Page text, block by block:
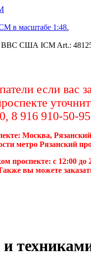
в масштабе 1:48.
ВВС США ICM Art.:
если вас
8 916 910-50-95
Москва,
метро Рязанский
проспекте: с 12:00
вы можете
и